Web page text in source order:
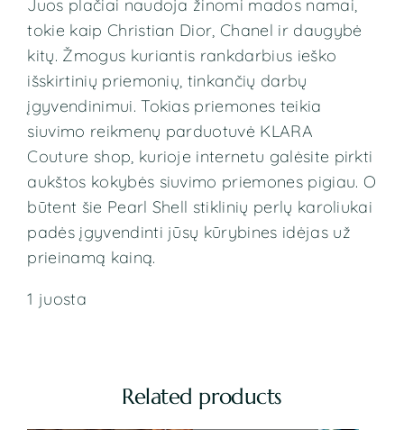
Juos plačiai naudoja žinomi mados namai,
tokie kaip Christian Dior, Chanel ir daugybė
kitų. Žmogus kuriantis rankdarbius ieško
išskirtinių priemonių, tinkančių darbų
įgyvendinimui. Tokias priemones teikia
siuvimo reikmenų parduotuvė KLARA
Couture shop, kurioje internetu galėsite pirkti
aukštos kokybės siuvimo priemones pigiau. O
būtent šie Pearl Shell stiklinių perlų karoliukai
padės įgyvendinti jūsų kūrybines idėjas už
prieinamą kainą.
1 juosta
Related products